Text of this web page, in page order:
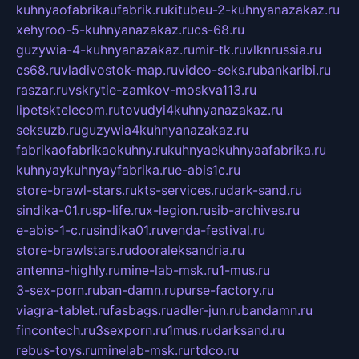
kuhnyaofabrikaufabrik.rukitubeu-2-kuhnyanazakaz.ru
xehyroo-5-kuhnyanazakaz.rucs-68.ru
guzywia-4-kuhnyanazakaz.rumir-tk.ruvlknrussia.ru
cs68.ruvladivostok-map.ruvideo-seks.rubankaribi.ru
raszar.ruvskrytie-zamkov-moskva113.ru
lipetsktelecom.rutovudyi4kuhnyanazakaz.ru
seksuzb.ruguzywia4kuhnyanazakaz.ru
fabrikaofabrikaokuhny.rukuhnyaekuhnyaafabrika.ru
kuhnyaykuhnyayfabrika.rue-abis1c.ru
store-brawl-stars.rukts-services.rudark-sand.ru
sindika-01.rusp-life.rux-legion.rusib-archives.ru
e-abis-1-c.rusindika01.ruvenda-festival.ru
store-brawlstars.rudooraleksandria.ru
antenna-highly.rumine-lab-msk.ru1-mus.ru
3-sex-porn.ruban-damn.rupurse-factory.ru
viagra-tablet.rufasbags.ruadler-jun.rubandamn.ru
fincontech.ru3sexporn.ru1mus.rudarksand.ru
rebus-toys.ruminelab-msk.rurtdco.ru